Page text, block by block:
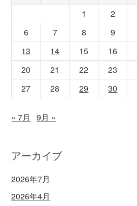
1 2
6
7 8 9
13
14 15 16
20
21 22 23
27
28 29 30
« 7月 9月 »
アーカイブ
2026年7月
2026年4月